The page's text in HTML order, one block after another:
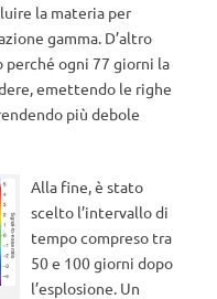
la materia per
gamma. D’altro
perché ogni 77 giorni la
emettendo le righe
più debole
Alla fine, è stato
scelto l’intervallo di
tempo compreso tra
50 e 100 giorni dopo
l’esplosione. Un